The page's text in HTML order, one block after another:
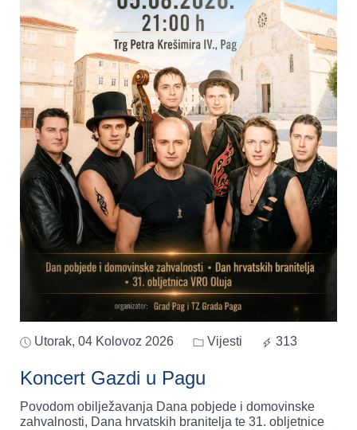
Utorak, 04 Kolovoz 2026 Vijesti 313
Koncert Gazdi u Pagu
Povodom obilježavanja Dana pobjede i domovinske
zahvalnosti, Dana hrvatskih branitelja te 31. obljetnice